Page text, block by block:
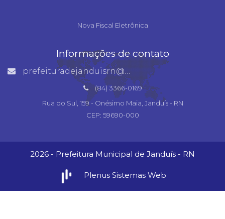
Nova Fiscal Eletrônica
Informações de contato
prefeituradejanduisrn@gmail.com
(84) 3366-0169
Rua do Sul, 159 - Onésimo Maia, Janduís - RN
CEP: 59690-000
2026 - Prefeitura Municipal de Janduís - RN
Plenus Sistemas Web